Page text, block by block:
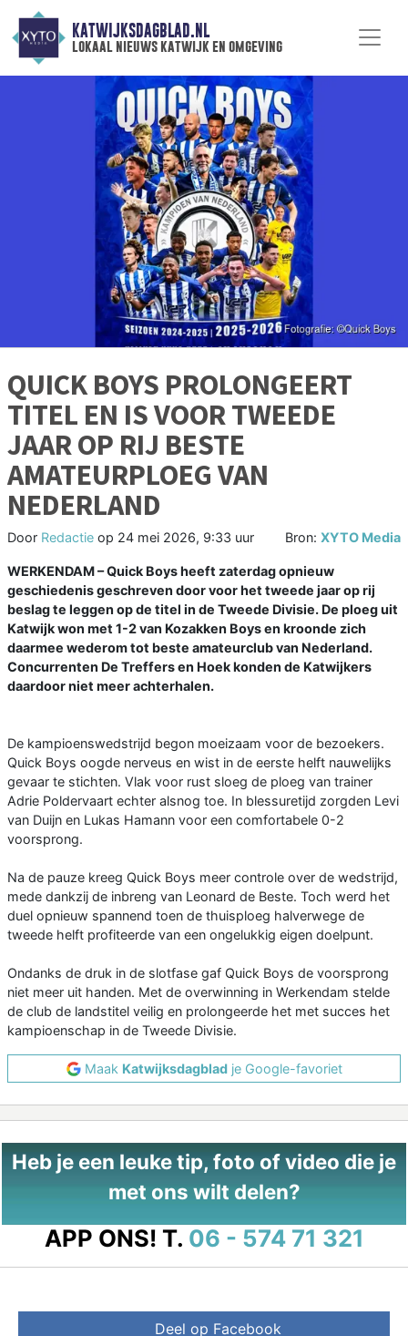
KATWIJKSDAGBLAD.NL
lokaal nieuws katwijk en omgeving
QUICK BOYS PROLONGEERT
TITEL EN IS VOOR TWEEDE
JAAR OP RIJ BESTE
AMATEURPLOEG VAN
NEDERLAND
Door Redactie op 24 mei 2026, 9:33 uur Bron: XYTO Media
WERKENDAM – Quick Boys heeft zaterdag opnieuw
geschiedenis geschreven door voor het tweede jaar op rij
beslag te leggen op de titel in de Tweede Divisie. De ploeg uit
Katwijk won met 1-2 van Kozakken Boys en kroonde zich
daarmee wederom tot beste amateurclub van Nederland.
Concurrenten De Treffers en Hoek konden de Katwijkers
daardoor niet meer achterhalen.
De kampioenswedstrijd begon moeizaam voor de bezoekers.
Quick Boys oogde nerveus en wist in de eerste helft nauwelijks
gevaar te stichten. Vlak voor rust sloeg de ploeg van trainer
Adrie Poldervaart echter alsnog toe. In blessuretijd zorgden Levi
van Duijn en Lukas Hamann voor een comfortabele 0-2
voorsprong.
Na de pauze kreeg Quick Boys meer controle over de wedstrijd,
mede dankzij de inbreng van Leonard de Beste. Toch werd het
duel opnieuw spannend toen de thuisploeg halverwege de
tweede helft profiteerde van een ongelukkig eigen doelpunt.
Ondanks de druk in de slotfase gaf Quick Boys de voorsprong
niet meer uit handen. Met de overwinning in Werkendam stelde
de club de landstitel veilig en prolongeerde het met succes het
kampioenschap in de Tweede Divisie.
Maak Katwijksdagbladje Google-favoriet
Heb je een leuke tip, foto of video die je
met ons wilt delen?
APP ONS! T. 06 - 574 71 321
Deel op Facebook